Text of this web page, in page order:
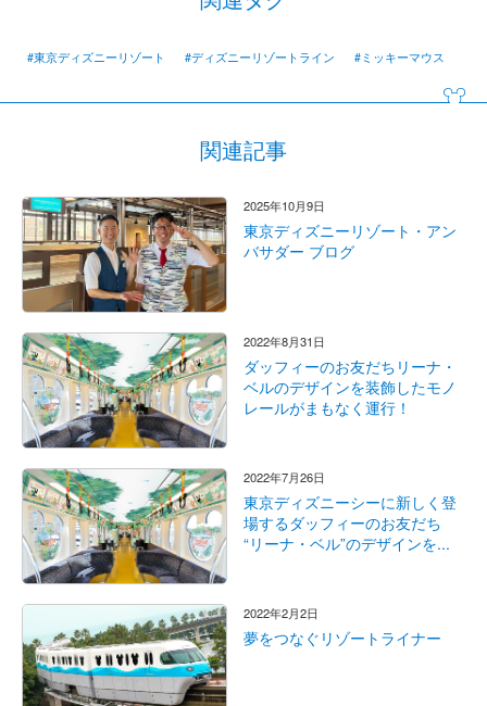
#東京ディズニーリゾート #ディズニーリゾートライン #ミッキーマウス
関連記事
2025年10月9日
東京ディズニーリゾート・アン
バサダー ブログ
2022年8月31日
ダッフィーのお友だちリーナ・
ベルのデザインを装飾したモノ
レールがまもなく運行！
2022年7月26日
東京ディズニーシーに新しく登
場するダッフィーのお友だち
“リーナ・ベル”のデザインを...
2022年2月2日
夢をつなぐリゾートライナー